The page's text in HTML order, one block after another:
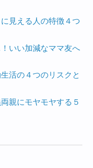
見える人の特徴４つ
いい加減なママ友へ
活の４つのリスクと
親にモヤモヤする５